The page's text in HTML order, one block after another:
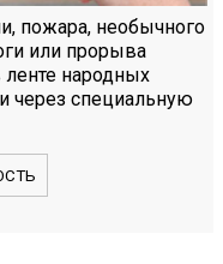
пожара, необычного
или прорыва
ленте народных
через специальную